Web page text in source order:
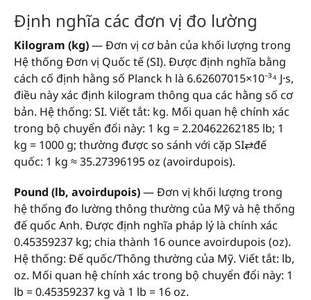
Định nghĩa các đơn vị đo lường
Kilogram (kg)— Đơn vị cơ bản của khối lượng trong
Hệ thống Đơn vị Quốc tế (SI). Được định nghĩa bằng
cách cố định hằng số Planck h là 6.62607015×10⁻³⁴ J·s,
điều này xác định kilogram thông qua các hằng số cơ
bản. Hệ thống: SI. Viết tắt: kg. Mối quan hệ chính xác
trong bộ chuyển đổi này: 1 kg = 2.20462262185 lb; 1
kg = 1000 g; thường được so sánh với cặp SI⇄đế
quốc: 1 kg ≈ 35.27396195 oz (avoirdupois).
Pound (lb, avoirdupois)— Đơn vị khối lượng trong
hệ thống đo lường thông thường của Mỹ và hệ thống
đế quốc Anh. Được định nghĩa pháp lý là chính xác
0.45359237 kg; chia thành 16 ounce avoirdupois (oz).
Hệ thống: Đế quốc/Thông thường của Mỹ. Viết tắt: lb,
oz. Mối quan hệ chính xác trong bộ chuyển đổi này: 1
lb = 0.45359237 kg và 1 lb = 16 oz.